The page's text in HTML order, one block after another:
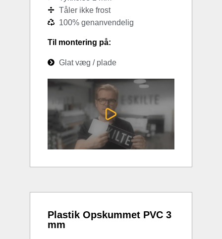
Tåler ikke frost
100% genanvendelig
Til montering på:
Glat væg / plade
Plastik Opskummet PVC 3
mm